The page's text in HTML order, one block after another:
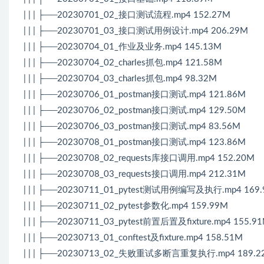
| | | ├──20230701_02_接口测试流程.mp4 152.27M
| | | ├──20230701_03_接口测试用例设计.mp4 206.29M
| | | ├──20230704_01_作业及业务.mp4 145.13M
| | | ├──20230704_02_charles抓包.mp4 121.58M
| | | ├──20230704_03_charles抓包.mp4 98.32M
| | | ├──20230706_01_postman接口测试.mp4 121.86M
| | | ├──20230706_02_postman接口测试.mp4 129.50M
| | | ├──20230706_03_postman接口测试.mp4 83.56M
| | | ├──20230708_01_postman接口测试.mp4 123.86M
| | | ├──20230708_02_requests库接口调用.mp4 152.20M
| | | ├──20230708_03_requests接口调用.mp4 212.31M
| | | ├──20230711_01_pytest测试用例编写及执行.mp4
| | | ├──20230711_02_pytest参数化.mp4 159.99M
| | | ├──20230711_03_pytest前置后置及fixture.mp4
| | | ├──20230713_01_conftest及fixture.mp4 158.51M
| | | ├──20230713_02_失败重试多断言重复执行.mp4